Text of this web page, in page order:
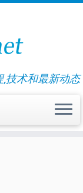
,技术和最新动态